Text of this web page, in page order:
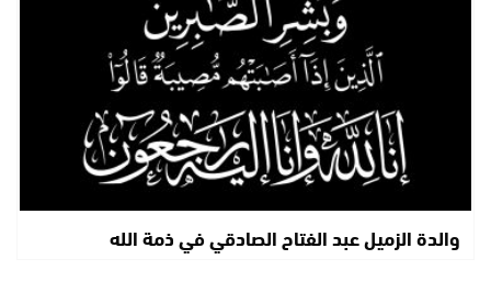
والدة الزميل عبد الفتاح الصادقي في ذمة الله